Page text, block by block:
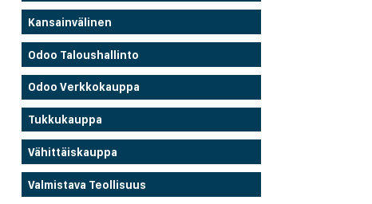
Kansainvälinen
Odoo Taloushallinto
Odoo Verkkokauppa
Tukkukauppa
Vähittäiskauppa
Valmistava Teollisuus